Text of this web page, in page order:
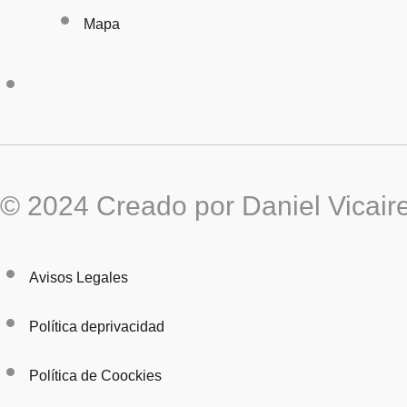
Mapa
© 2024 Creado por Daniel
Avisos Legales
Política deprivacidad
Política de Coockies